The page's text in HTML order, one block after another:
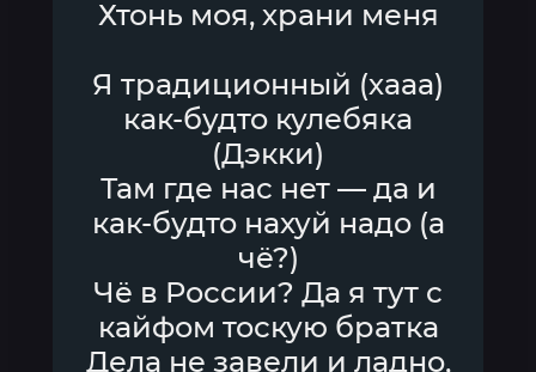
Хтонь моя, храни меня
Я традиционный (хааа)
как-будто кулебяка
(Дэкки)
Там где нас нет — да и
как-будто нахуй надо (а
чё?)
Чё в России? Да я тут с
кайфом тоскую братка
Дела не завели и ладно,